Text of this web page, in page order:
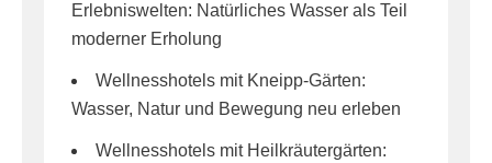
Erlebniswelten: Natürliches Wasser als Teil
moderner Erholung
Wellnesshotels mit Kneipp-Gärten:
Wasser, Natur und Bewegung neu erleben
Wellnesshotels mit Heilkräutergärten: